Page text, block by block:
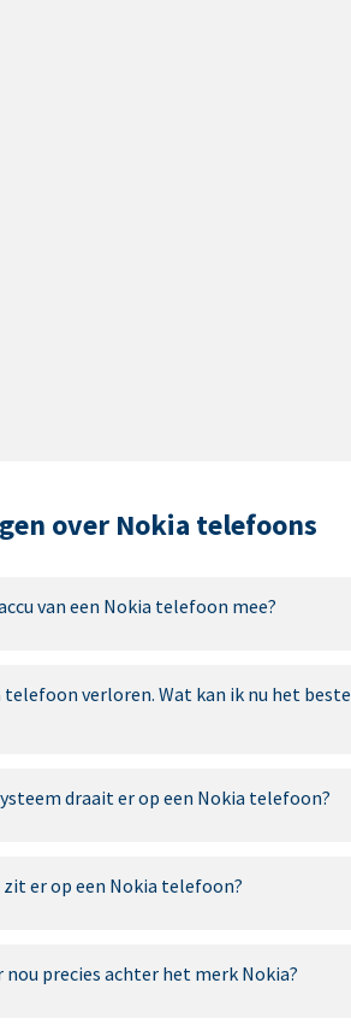
over Nokia telefoons
van een Nokia telefoon mee?
verloren. Wat kan ik nu het beste
draait er op een Nokia telefoon?
er op een Nokia telefoon?
precies achter het merk Nokia?